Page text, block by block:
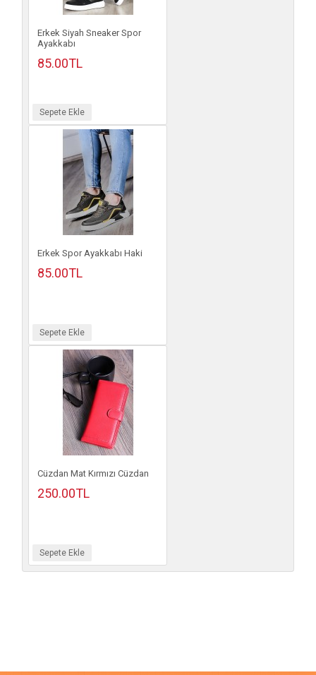
Erkek Siyah Sneaker Spor
Ayakkabı
85.00TL
Sepete Ekle
Erkek Spor Ayakkabı Haki
85.00TL
Sepete Ekle
Cüzdan Mat Kırmızı Cüzdan
250.00TL
Sepete Ekle